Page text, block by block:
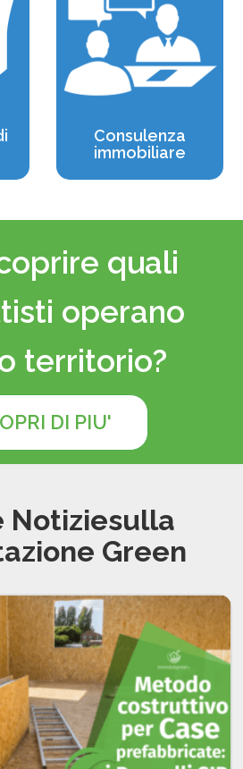
Consulenza
immobiliare
quali
operano
territorio?
DI PIU'
Notiziesulla
Green